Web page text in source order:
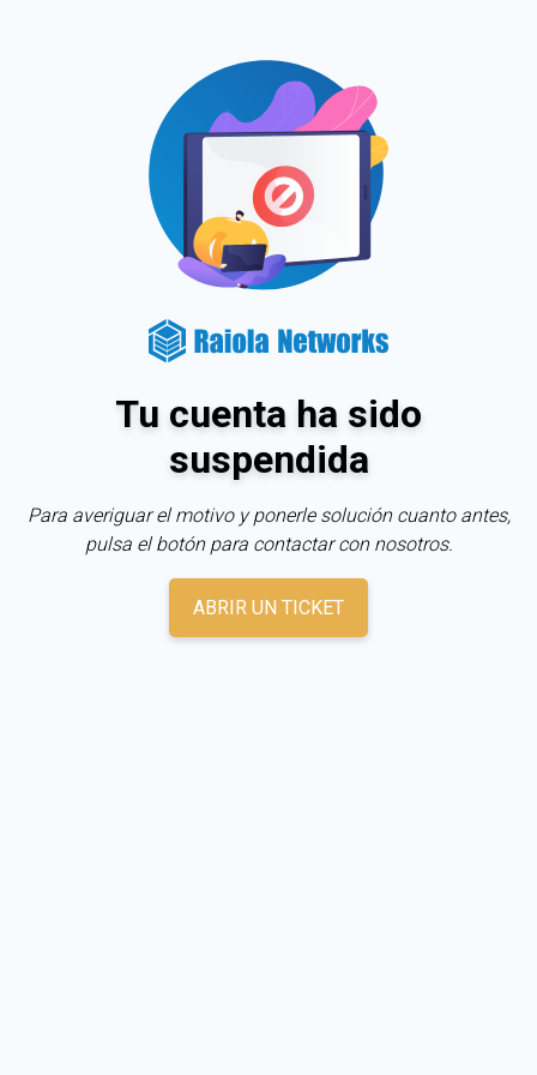
Tu cuenta ha sido
suspendida
Para averiguar el motivo y ponerle solución cuanto antes,
pulsa el botón para contactar con nosotros.
ABRIR UN TICKET